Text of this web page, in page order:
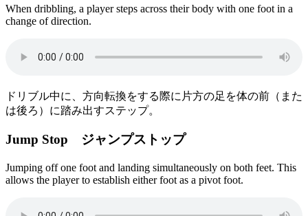
When dribbling, a player steps across their body with one foot in a
change of direction.
ドリブル中に、方向転換をする際に片方の足を体の前（また
は後ろ）に踏み出すステップ。
Jump Stop ジャンプストップ
Jumping off one foot and landing simultaneously on both feet. This
allows the player to establish either foot as a pivot foot.